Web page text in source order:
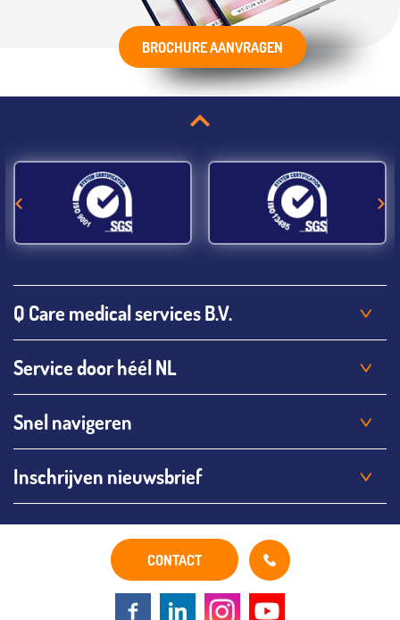
BROCHURE AANVRAGEN
Q Care medical services B.V.
Service door héél NL
Snel navigeren
Inschrijven nieuwsbrief
CONTACT